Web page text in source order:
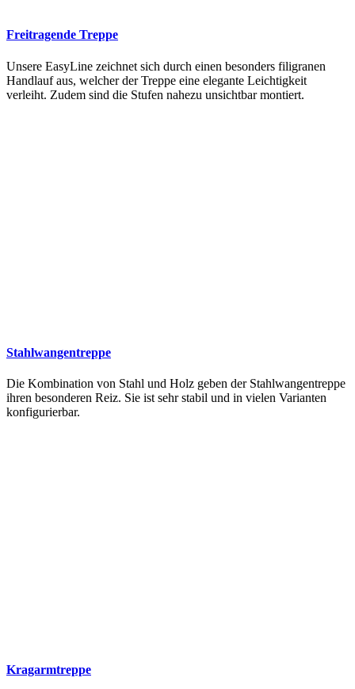
Freitragende Treppe
Unsere EasyLine zeichnet sich durch einen besonders filigranen
Handlauf aus, welcher der Treppe eine elegante Leichtigkeit
verleiht. Zudem sind die Stufen nahezu unsichtbar montiert.
Stahlwangentreppe
Die Kombination von Stahl und Holz geben der Stahlwangentreppe
ihren besonderen Reiz. Sie ist sehr stabil und in vielen Varianten
konfigurierbar.
Kragarmtreppe